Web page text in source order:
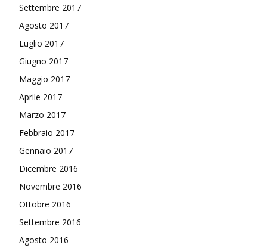
Settembre 2017
Agosto 2017
Luglio 2017
Giugno 2017
Maggio 2017
Aprile 2017
Marzo 2017
Febbraio 2017
Gennaio 2017
Dicembre 2016
Novembre 2016
Ottobre 2016
Settembre 2016
Agosto 2016